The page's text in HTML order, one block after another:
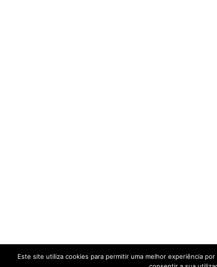
Este site utiliza cookies para permitir uma melhor experiência